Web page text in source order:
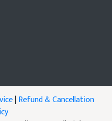
|Refund & Cancellation